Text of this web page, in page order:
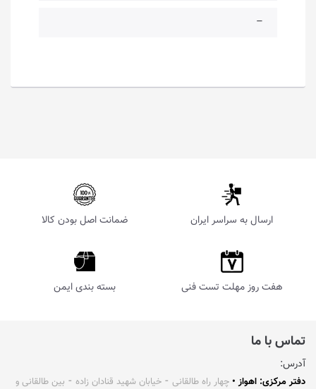
–
ارسال به سراسر ایران ضمانت اصل بودن کالا
هفت روز مهلت تست فنی بسته بندی ایمن
تماس با ما
آدرس:
دفتر مرکزی: اهواز • چهار راه طالقانی ⁃ خیابان شهید قنادان زاده ⁃ بین طالقانی و